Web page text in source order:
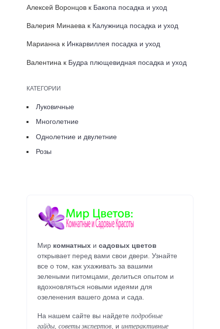
Алексей Воронцов к Бакопа посадка и уход
Валерия Минаева к Калужница посадка и уход
Марианна к Инкарвиллея посадка и уход
Валентина к Будра плющевидная посадка и уход
КАТЕГОРИИ
Луковичные
Многолетние
Однолетние и двулетние
Розы
Мир комнатных и садовых цветов
открывает перед вами свои двери. Узнайте
все о том, как ухаживать за вашими
зелеными питомцами, делиться опытом и
вдохновляться новыми идеями для
озеленения вашего дома и сада.
На нашем сайте вы найдете подробные
гайды советы экспертов , и интерактивные